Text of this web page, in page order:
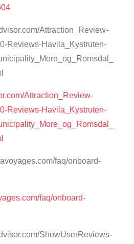
Attraction_Review-
Reviews-Havila_Kystruten-
Attraction_Review-
Reviews-Havila_Kystruten-
faq/onboard-
faq/onboard-
ShowUserReviews-